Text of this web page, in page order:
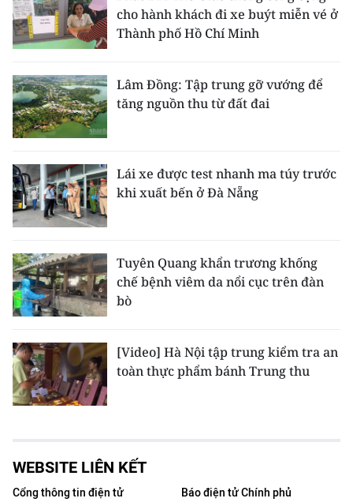
cho hành khách đi xe buýt miễn vé ở
Thành phố Hồ Chí Minh
Lâm Đồng: Tập trung gỡ vướng để
tăng nguồn thu từ đất đai
Lái xe được test nhanh ma túy trước
khi xuất bến ở Đà Nẵng
Tuyên Quang khẩn trương khống
chế bệnh viêm da nổi cục trên đàn
bò
[Video] Hà Nội tập trung kiểm tra an
toàn thực phẩm bánh Trung thu
WEBSITE LIÊN KẾT
Cổng thông tin điện tử
Báo điện tử Chính phủ